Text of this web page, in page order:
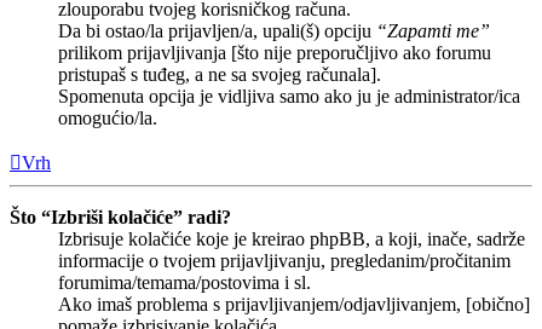
zlouporabu tvojeg korisničkog računa.
Da bi ostao/la prijavljen/a, upali(š) opciju “Zapamti me”
prilikom prijavljivanja [što nije preporučljivo ako forumu
pristupaš s tuđeg, a ne sa svojeg računala].
Spomenuta opcija je vidljiva samo ako ju je administrator/ica
omogućio/la.
Vrh
Što “Izbriši kolačiće” radi?
Izbrisuje kolačiće koje je kreirao phpBB, a koji, inače, sadrže
informacije o tvojem prijavljivanju, pregledanim/pročitanim
forumima/temama/postovima i sl.
Ako imaš problema s prijavljivanjem/odjavljivanjem, [obično]